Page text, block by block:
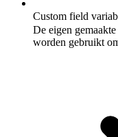
Custom field
De eigen
worden gebruikt